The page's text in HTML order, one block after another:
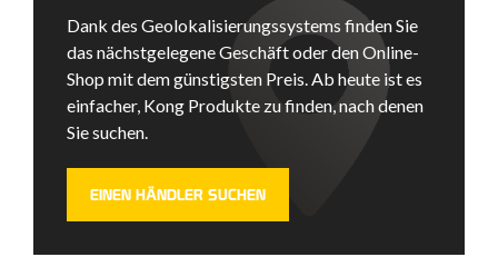
Dank des Geolokalisierungssystems finden Sie
das nächstgelegene Geschäft oder den Online-
Shop mit dem günstigsten Preis. Ab heute ist es
einfacher, Kong Produkte zu finden, nach denen
Sie suchen.
EINEN HÄNDLER SUCHEN